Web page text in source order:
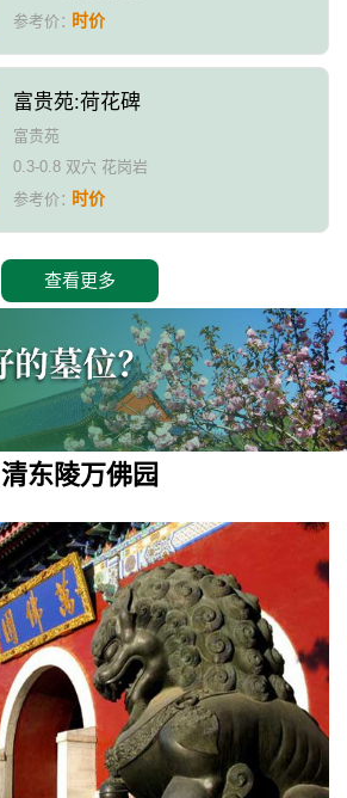
参考价：时价
富贵苑:荷花碑
富贵苑
0.3-0.8 双穴 花岗岩
参考价：时价
查看更多
清东陵万佛园